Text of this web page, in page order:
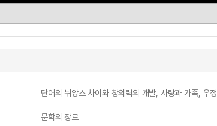
단어의 뉘앙스 차이와 창의력의 개발, 사랑과 가족, 우정
문학의 장르